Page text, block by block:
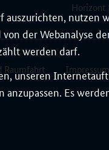
nutzen
der Webanalyse
werden darf.
unseren
anzupassen. Es
Horizont
Raumfahrt Impressum